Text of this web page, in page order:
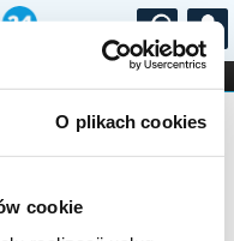
O plikach cookies
cookie
...
STAND-UP
zakończona,
w kasie.